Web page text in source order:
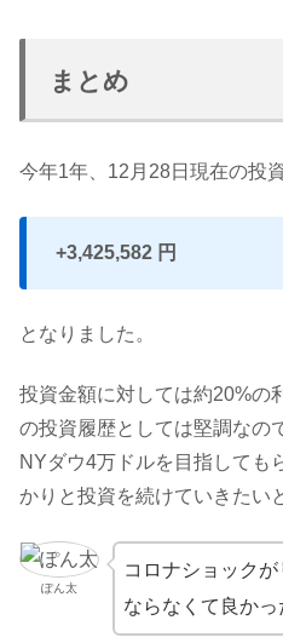
まとめ
今年1年、12月28日現在の投
+3,425,582 円
となりました。
投資金額に対しては約20%の
の投資履歴としては堅調なの
NYダウ4万ドルを目指しても
かりと投資を続けていきたい
ぽん太
コロナショック
ならなくて良かっ